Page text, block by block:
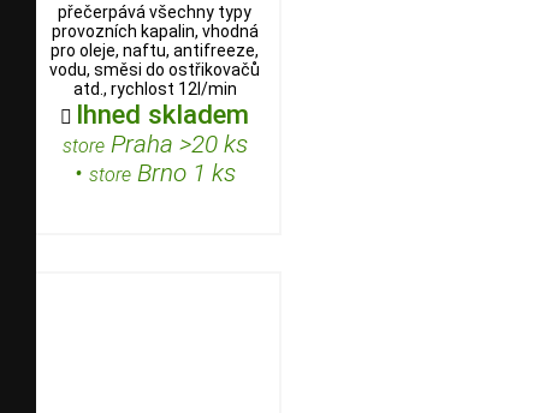
přečerpává všechny typy
provozních kapalin, vhodná
pro oleje, naftu, antifreeze,
vodu, směsi do ostřikovačů
atd., rychlost 12l/min
 Ihned skladem
storePraha >20 ks
• storeBrno 1 ks